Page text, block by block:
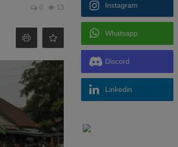
0 13 Instagram
Whatsapp
Discord
Linkedin